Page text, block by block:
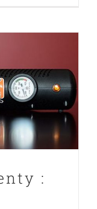
et Avis
et avis
: